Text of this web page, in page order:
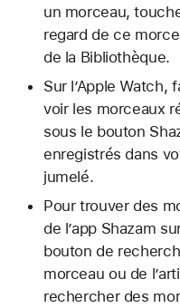
un morceau,
regard de ce
de la Bibliothèque.
Sur l’Apple Watch,
voir les morceaux
sous le bouton
enregistrés dans
jumelé.
Pour trouver des
de l’app Shazam
bouton de
morceau ou de
rechercher des